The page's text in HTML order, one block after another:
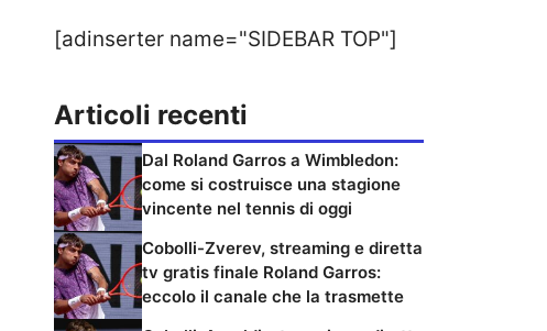
[adinserter name="SIDEBAR TOP"]
Articoli recenti
Dal Roland Garros a Wimbledon:
come si costruisce una stagione
vincente nel tennis di oggi
Cobolli-Zverev, streaming e diretta
tv gratis finale Roland Garros:
eccolo il canale che la trasmette